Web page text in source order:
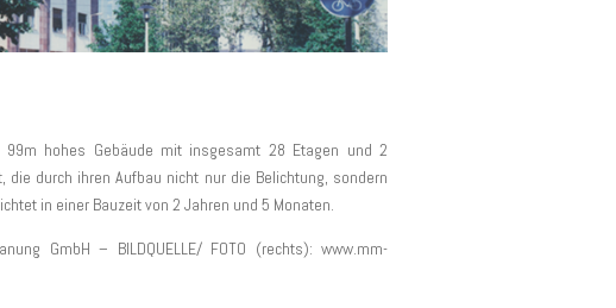
hohes Gebäude mit insgesamt 28 Etagen und 2
durch ihren Aufbau nicht nur die Belichtung, sondern
in einer Bauzeit von 2 Jahren und 5 Monaten.
GmbH – BILDQUELLE/ FOTO (rechts): www.mm-